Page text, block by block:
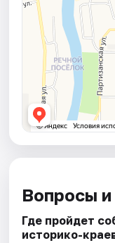
Вопросы
Где пройдет
историко-